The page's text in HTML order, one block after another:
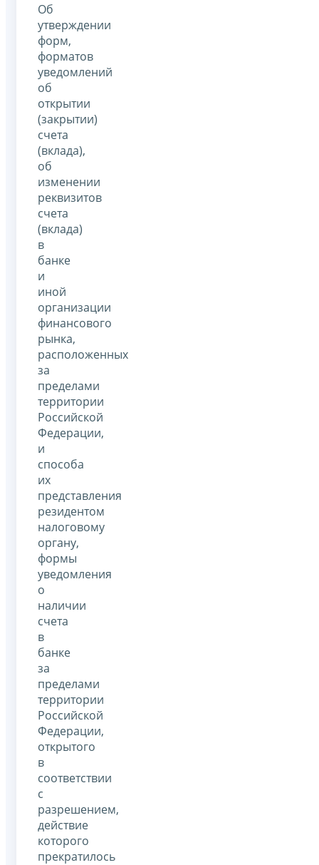
Об
утверждении
форм,
форматов
уведомлений
об
открытии
(закрытии)
счета
(вклада),
об
изменении
реквизитов
счета
(вклада)
в
банке
и
иной
организации
финансового
рынка,
расположенных
за
пределами
территории
Российской
Федерации,
и
способа
их
представления
резидентом
налоговому
органу,
формы
уведомления
о
наличии
счета
в
банке
за
пределами
территории
Российской
Федерации,
открытого
в
соответствии
с
разрешением,
действие
которого
прекратилось